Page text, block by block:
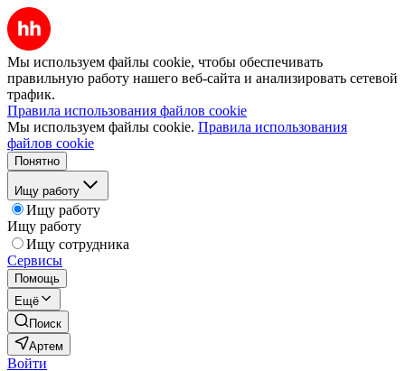
Мы используем файлы cookie, чтобы обеспечивать
правильную работу нашего веб-сайта и анализировать сетевой
трафик.
Правила использования файлов cookie
Мы используем файлы cookie. Правила использования
файлов cookie
Понятно
Ищу работу
Ищу работу
Ищу работу
Ищу сотрудника
Сервисы
Помощь
Ещё
Поиск
Артем
Войти